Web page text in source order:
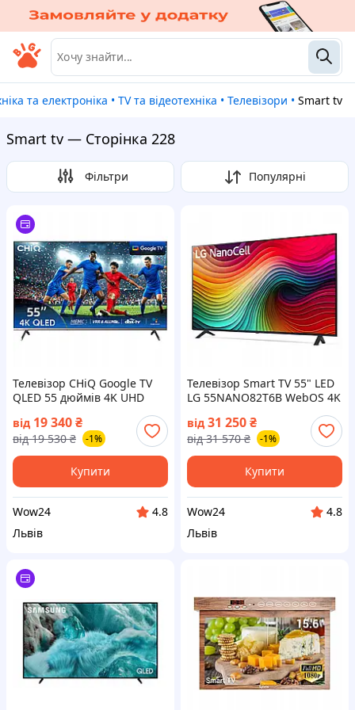
та електроніка • TV та відеотехніка • Телевізори • Smart tv
Smart tv — Сторінка 228
Фільтри Популярні
Телевізор CHiQ Google TV
QLED 55 дюймів 4K UHD
60HZ Smart TV U55QST (на📦
Замовлення)
від 19 340₴
від 19 530 ₴ -1%
Купити
Wow24
4.8
Львів
Телевізор Smart TV 55" LED
LG 55NANO82T6B WebOS 4K
Замовлення)
від 31 250₴
від 31 570 ₴ -1%
Купити
Wow24
4.8
Львів